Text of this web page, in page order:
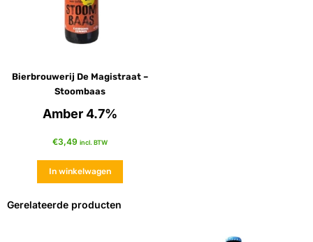
Bierbrouwerij De Magistraat –
Stoombaas
Amber 4.7%
€3,49 incl. BTW
In winkelwagen
Gerelateerde producten